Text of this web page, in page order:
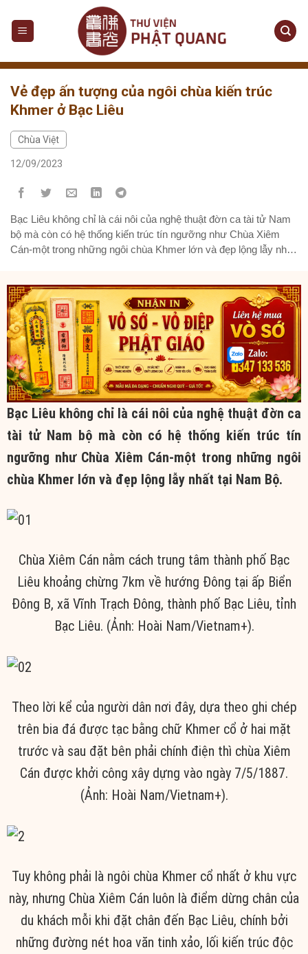
content
Vẻ đẹp ấn tượng của ngôi chùa kiến trúc
Khmer ở Bạc Liêu
Chùa Việt
12/09/2023
Bạc Liêu không chỉ là cái nôi của nghệ thuật đờn ca tài tử Nam
bộ mà còn có hệ thống kiến trúc tín ngưỡng như Chùa Xiêm
Cán-một trong những ngôi chùa Khmer lớn và đẹp lộng lẫy nhất
Bạc Liêu không chỉ là cái nôi của nghệ thuật đờn ca
tài tử Nam bộ mà còn có hệ thống kiến trúc tín
ngưỡng như Chùa Xiêm Cán-một trong những ngôi
chùa Khmer lớn và đẹp lộng lẫy nhất tại Nam Bộ.
Chùa Xiêm Cán nằm cách trung tâm thành phố Bạc
Liêu khoảng chừng 7km về hướng Đông tại ấp Biển
Đông B, xã Vĩnh Trạch Đông, thành phố Bạc Liêu, tỉnh
Bạc Liêu. (Ảnh: Hoài Nam/Vietnam+).
Theo lời kể của người dân nơi đây, dựa theo ghi chép
trên bia đá được tạc bằng chữ Khmer cổ ở hai mặt
trước và sau đặt bên phải chính điện thì chùa Xiêm
Cán được khởi công xây dựng vào ngày 7/5/1887.
(Ảnh: Hoài Nam/Vietnam+).
Tuy không phải là ngôi chùa Khmer cổ nhất ở khu vực
này, nhưng Chùa Xiêm Cán luôn là điểm dừng chân của
du khách mỗi khi đặt chân đến Bạc Liêu, chính bởi
những đường nét hoa văn tinh xảo, lối kiến trúc độc